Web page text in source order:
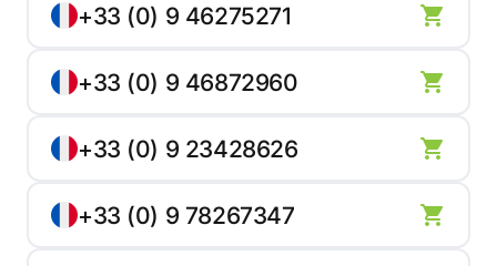
+33 (0) 9 46275271
+33 (0) 9 46872960
+33 (0) 9 23428626
+33 (0) 9 78267347